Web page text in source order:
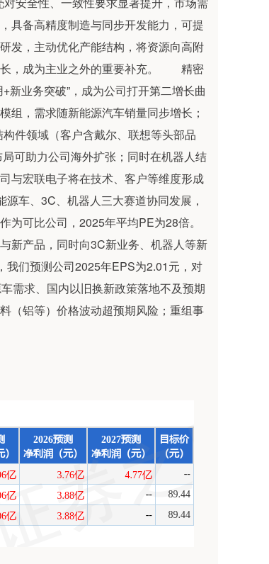
具备高精度制造与同步开发能力，可提
发，主动优化产能结构，将资源向高附
长，成为主业之外的重要补充。 精密
新业务突破”，成为公司打开第二增长曲
组，需求随新能源汽车销量同步增长；
件领域（客户含戴尔、联想等头部品
可助力公司海外扩张；同时在机器人结
与宏联电子将在技术、客户等维度形成
车、3C、机器人三大赛道协同发展，
可比公司，2025年平均PE为28倍。
新产品，同时向3C新业务、机器人等新
我们预测公司2025年EPS为2.01元，对
需求、国内以旧换新政策落地不及预期
（铝等）价格波动超预期风险；重组事